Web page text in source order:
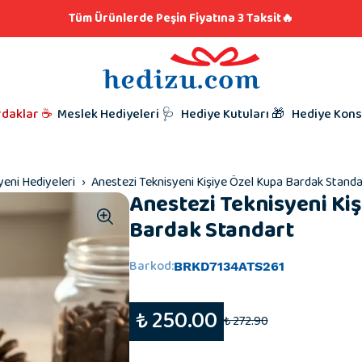
Tüm Ürünlerde Peşin Fiyatına 3 Taksit🔥
☕ Meslek Hediyeleri 🩺 Hediye Kutuları 🎁 Hediye
Taraftar
Hediyeleri
Kardeşe
Hediyeleri Anestezi Teknisyeni Kişiye Özel Kupa Bardak
Anestezi Teknisyeni
Bardak Standart
Barkod:BRKD7134ATS261
₺ 250.00 ₺ 272.90